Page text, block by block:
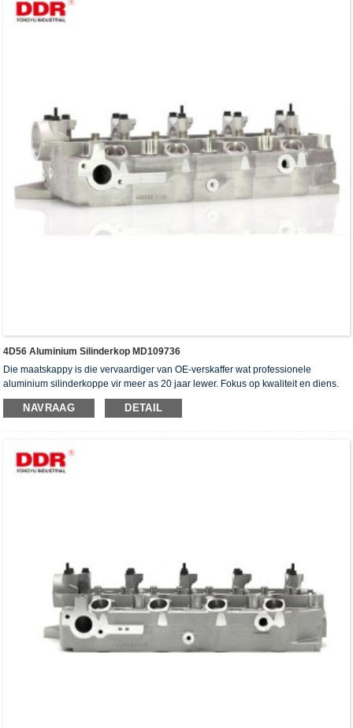
4D56 Aluminium Silinderkop MD109736
Die maatskappy is die vervaardiger van OE-verskaffer wat professionele
aluminium silinderkoppe vir meer as 20 jaar lewer. Fokus op kwaliteit en diens.
Die silinderkoppe het die ISO16949-verifikasiesertifikaat, "die hoë verseëling
silinderkop", "die lang lewensduur van die silinderkop" en die ander 5
NAVRAAG DETAIL